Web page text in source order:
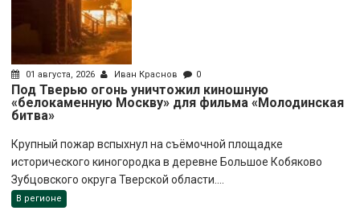
01 августа, 2026 Иван Краснов 0
Под Тверью огонь уничтожил киношную
«белокаменную Москву» для фильма «Молодинская
битва»
Крупный пожар вспыхнул на съёмочной площадке
исторического киногородка в деревне Большое Кобяково
Зубцовского округа Тверской области....
В регионе